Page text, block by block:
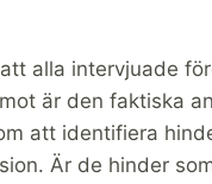
alla intervjuade
är den faktiska
att identifiera
Är de hinder